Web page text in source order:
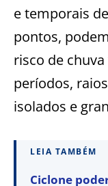
e temporais
pontos,
risco de
períodos,
isolados e
LEIA TAMBÉM
Ciclone